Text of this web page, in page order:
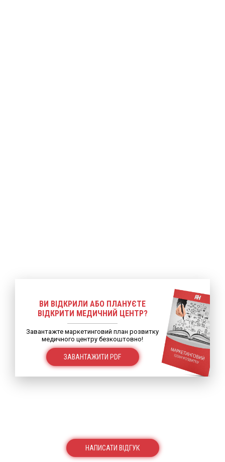
ВИ ВІДКРИЛИ АБО ПЛАНУЄТЕ
ВІДКРИТИ МЕДИЧНИЙ ЦЕНТР?
Завантажте маркетинговий план розвитку
медичного центру безкоштовно!
ЗАВАНТАЖИТИ PDF
НАПИСАТИ ВІДГУК